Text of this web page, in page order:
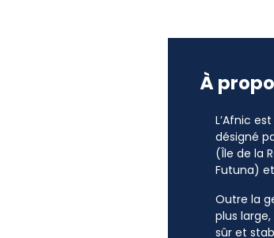
À
L’Afnic
désigné
(Île de la
Futuna)
Outre la
plus
sûr et